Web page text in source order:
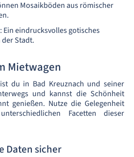
Mosaikböden aus römischer
Ein eindrucksvolles gotisches
Stadt.
Mietwagen
du in Bad Kreuznach und seiner
und kannst die Schönheit
genießen. Nutze die Gelegenheit
Facetten dieser
Daten sicher